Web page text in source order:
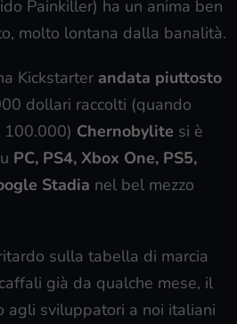
Painkiller) ha un anima ben
molto lontana dalla banalità.
Kickstarter andata piuttosto
dollari raccolti (quando
100.000) Chernobylite si è
PC, PS4, Xbox One, PS5,
Stadia nel bel mezzo
sulla tabella di marcia
già da qualche mese, il
agli sviluppatori a noi italiani